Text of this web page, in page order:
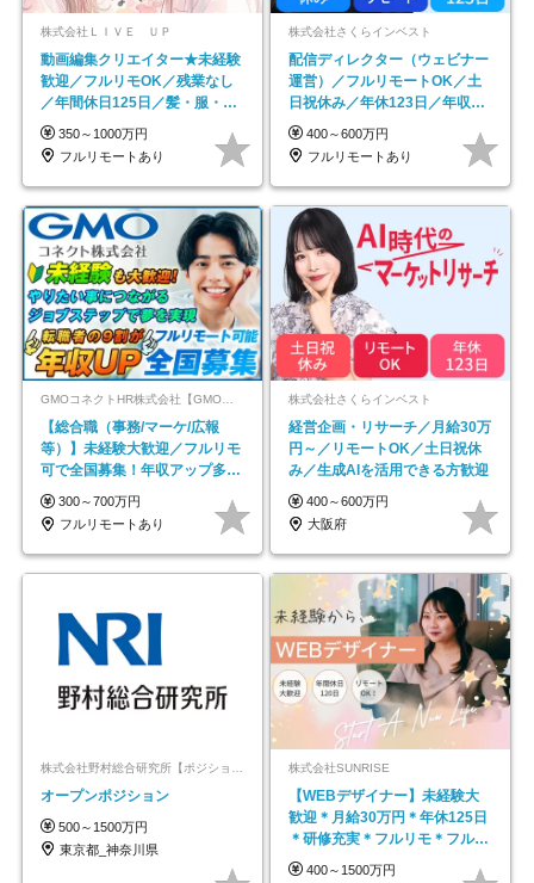
株式会社ＬＩＶＥ ＵＰ
動画編集クリエイター★未経験
歓迎／フルリモOK／残業なし
／年間休日125日／髪・服・ネ
イル自由／研修充実で安心
350～1000万円
フルリモートあり
株式会社さくらインベスト
配信ディレクター（ウェビナー
運営）／フルリモートOK／土
日祝休み／年休123日／年収
600万円可
400～600万円
フルリモートあり
GMOコネクトHR株式会社【GMOインターネットグループ】
【総合職（事務/マーケ/広報
等）】未経験大歓迎／フルリモ
可で全国募集！年収アップ多数
★年休最大130日★
300～700万円
フルリモートあり
株式会社さくらインベスト
経営企画・リサーチ／月給30万
円～／リモートOK／土日祝休
み／生成AIを活用できる方歓迎
400～600万円
大阪府
オープンポジション
500～1500万円
東京都_神奈川県
株式会社SUNRISE
【WEBデザイナー】未経験大
歓迎＊月給30万円＊年休125日
＊研修充実＊フルリモ＊フルフ
レックス＊
400～1500万円